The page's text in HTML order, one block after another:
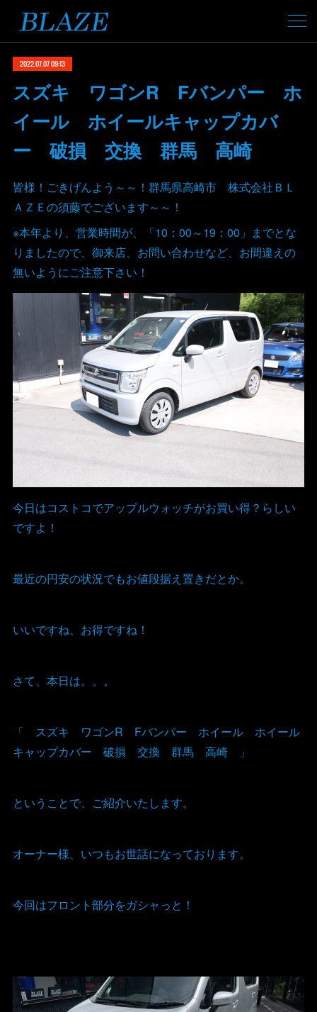
2022.07.07 09:13
スズキ ワゴンR Fバンパー ホ
イール ホイールキャップカバ
ー 破損 交換 群馬 高崎
皆様！ごきげんよう～～！群馬県高崎市 株式会社ＢＬ
ＡＺＥの須藤でございます～～！
※本年より、営業時間が、「10：00～19：00」までとな
りましたので、御来店、お問い合わせなど、お間違えの
無いようにご注意下さい！
今日はコストコでアップルウォッチがお買い得？らしい
ですよ！
最近の円安の状況でもお値段据え置きだとか。
いいですね、お得ですね！
さて、本日は。。。
「 スズキ ワゴンR Fバンパー ホイール ホイール
キャップカバー 破損 交換 群馬 高崎 」
ということで、ご紹介いたします。
オーナー様、いつもお世話になっております。
今回はフロント部分をガシャっと！